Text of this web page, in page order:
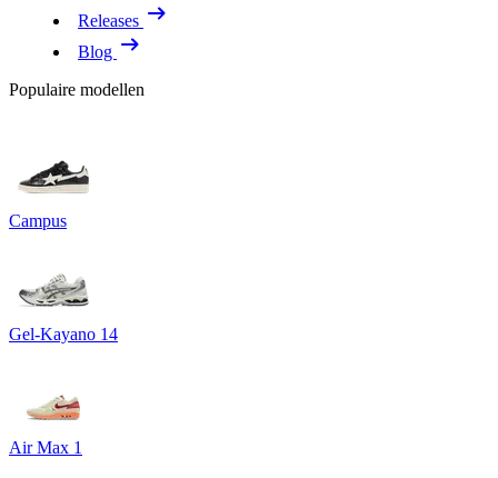
Releases
Blog
Populaire modellen
Campus
Gel-Kayano 14
Air Max 1